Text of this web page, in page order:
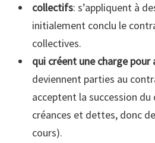
collectifs: s’appliquent à
initialement conclu le
collectives.
qui créent une charge pour
deviennent parties au
acceptent la succession
créances et dettes, donc
cours).